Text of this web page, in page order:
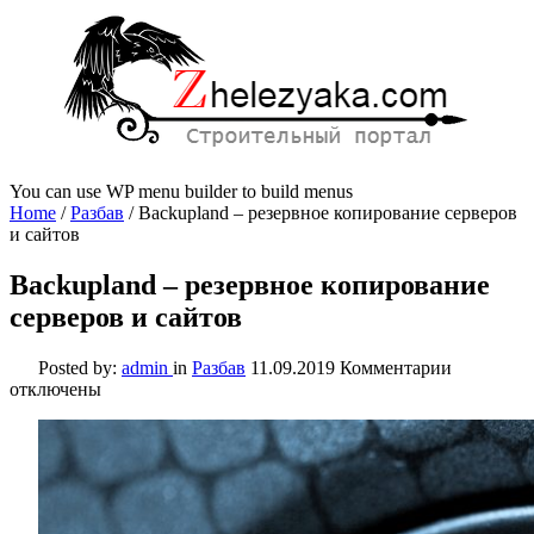
You can use WP menu builder to build menus
Home /Разбав /Backupland – резервное копирование серверов
и сайтов
Backupland – резервное копирование
серверов и сайтов
Posted by: admin in Разбав 11.09.2019 Комментарии
–
резервное
серверов
и
отключены